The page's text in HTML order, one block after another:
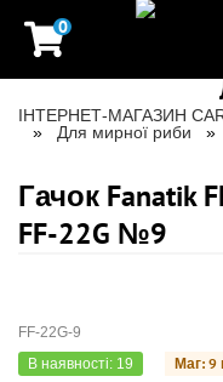
0
ІНТЕРНЕТ-МАГАЗИН
Для мирної риби
Гачок Fanatik
FF-22G №9
FF-22G-9
В наявності: 19
Маг: 9